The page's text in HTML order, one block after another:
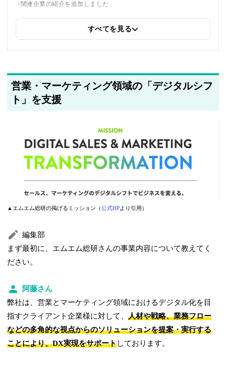
関連企業の紹介を追加しました
筆者情報を更新しました
すべてを見る
営業・マーケティング領域の「デジタルシフ
ト」を支援
▲エムエム総研の掲げるミッション（公式HPより引用）
編集部
まず最初に、エムエム総研さんの事業内容について教えてく
ださい。
阿藤さん
弊社は、営業とマーケティング領域におけるデジタル化を目
指すクライアント企業様に対して、人材や戦略、業務フロー
などの多角的な視点からのソリューションを提案・実行する
ことにより、DX実現をサポートしております。